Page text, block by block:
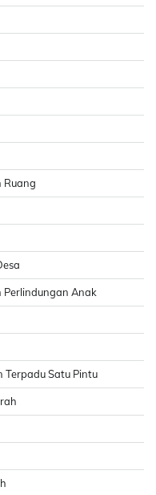
Ruang
Perlindungan Anak
Terpadu Satu Pintu